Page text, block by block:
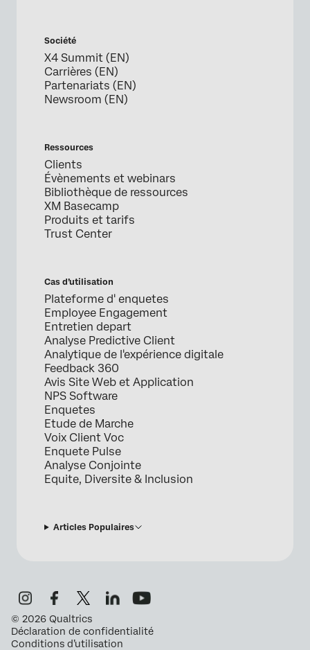
Société
X4 Summit (EN)
Carrières (EN)
Partenariats (EN)
Newsroom (EN)
Ressources
Clients
Évènements et webinars
Bibliothèque de ressources
XM Basecamp
Produits et tarifs
Trust Center
Cas d’utilisation
Plateforme d' enquetes
Employee Engagement
Entretien depart
Analyse Predictive Client
Analytique de l'expérience digitale
Feedback 360
Avis Site Web et Application
NPS Software
Enquetes
Etude de Marche
Voix Client Voc
Enquete Pulse
Analyse Conjointe
Equite, Diversite & Inclusion
Articles Populaires
© 2026 Qualtrics
Déclaration de confidentialité
Conditions d’utilisation